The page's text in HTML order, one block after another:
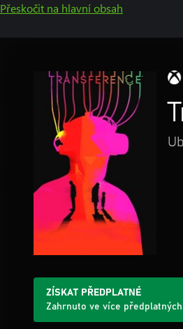
Přeskočit na hlavní obsah
ZÍSKAT PŘEDPLATNÉ
Zahrnuto ve více předplatných